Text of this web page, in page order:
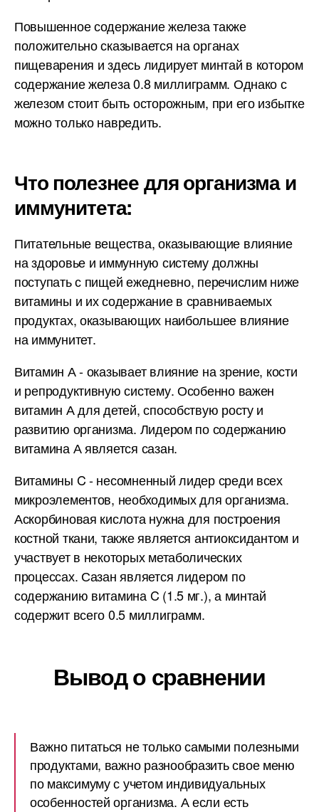
Повышенное содержание железа также
положительно сказывается на органах
пищеварения и здесь лидирует минтай в котором
содержание железа 0.8 миллиграмм. Однако с
железом стоит быть осторожным, при его избытке
можно только навредить.
Что полезнее для организма и
иммунитета:
Питательные вещества, оказывающие влияние
на здоровье и иммунную систему должны
поступать с пищей ежедневно, перечислим ниже
витамины и их содержание в сравниваемых
продуктах, оказывающих наибольшее влияние
на иммунитет.
Витамин А - оказывает влияние на зрение, кости
и репродуктивную систему. Особенно важен
витамин А для детей, способствую росту и
развитию организма. Лидером по содержанию
витамина А является сазан.
Витамины C - несомненный лидер среди всех
микроэлементов, необходимых для организма.
Аскорбиновая кислота нужна для построения
костной ткани, также является антиоксидантом и
участвует в некоторых метаболических
процессах. Сазан является лидером по
содержанию витамина C (1.5 мг.), а минтай
содержит всего 0.5 миллиграмм.
Вывод о сравнении
Важно питаться не только самыми полезными
продуктами, важно разнообразить свое меню
по максимуму с учетом индивидуальных
особенностей организма. А если есть